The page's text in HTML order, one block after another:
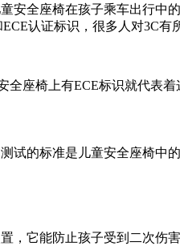
安全座椅在孩子乘车出行
认证标识，很多人对3C
全座椅上有ECE标识就代表
试的标准是儿童安全座椅
，它能防止孩子受到二次